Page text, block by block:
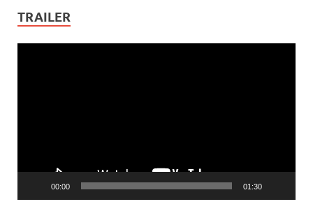
TRAILER
00:00 01:30